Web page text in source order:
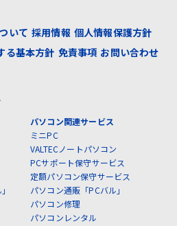
いて 採用情報 個人情報保護方針
る基本方針 免責事項 お問い合わせ
パソコン関連サービス
ミニPC
VALTECノートパソコン
PCサポート保守サービス
定額パソコン保守サービス
パソコン通販「PCバル」
パソコン修理
パソコンレンタル